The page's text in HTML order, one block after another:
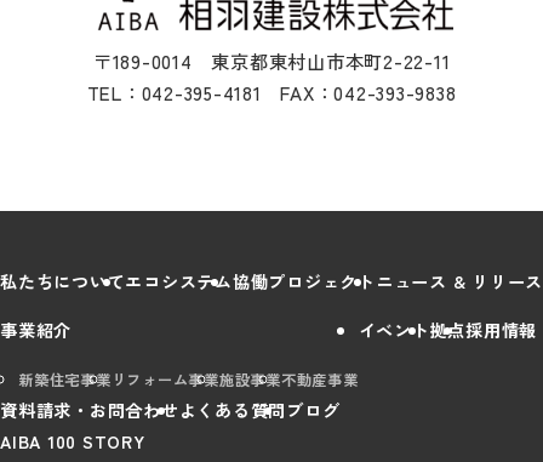
〒189-0014 東京都東村山市本町2-22-11
TEL：042-395-4181 FAX：042-393-9838
私たちについてエコシステム協働プロジェクト ニュース & リリース
事業紹介
新築住宅事業 リフォーム事業施設事業不動産事業
イベント拠点採用情報
資料請求・お問合わせ よくある質問 ブログ
AIBA 100 STORY